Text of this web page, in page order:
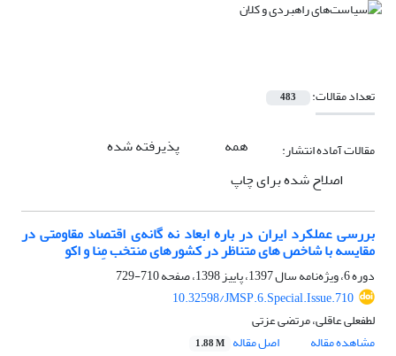
تعداد مقالات: 483
مقالات آماده انتشار: همه
پذیرفته شده
اصلاح شده برای چاپ
بررسی عملکرد ایران در باره ابعاد نه گانه‌ی اقتصاد مقاومتی در
مقایسه با شاخص های متناظر در کشورهای منتخب مِنا و اکو
دوره 6، ویژه‌نامه سال 1397، پاییز 1398، صفحه
710-729
10.32598/JMSP.6.Special.Issue.710
لطفعلی عاقلی، مرتضی عزتی
مشاهده مقاله
اصل مقاله 1.88 M